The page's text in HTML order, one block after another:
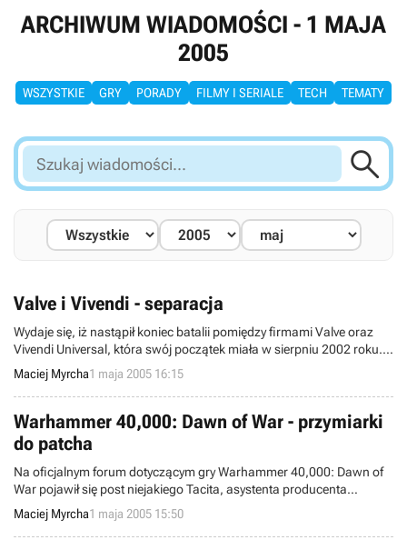
ARCHIWUM WIADOMOŚCI - 1 MAJA
2005
WSZYSTKIE GRY PORADY FILMY I SERIALE TECH TEMATY
Szukaj
wiadomości...

Valve i Vivendi - separacja
Wydaje się, iż nastąpił koniec batalii pomiędzy firmami Valve oraz
Vivendi Universal, która swój początek miała w sierpniu 2002 roku.
Przedstawiciele Valve poinformowali, iż firma doszła do
porozumienia z zarządem Vivendi. Obie strony wycofały z sądu
wzajemne roszczenia.
Maciej Myrcha1 maja 2005 16:15
Warhammer 40,000: Dawn of War - przymiarki
do patcha
Na oficjalnym forum dotyczącym gry Warhammer 40,000: Dawn of
War pojawił się post niejakiego Tacita, asystenta producenta
wspomnianego tytułu, dotyczący kolejnej łatki. Patch oznaczony
numerem 1.3 przechodzi obecnie wewnętrzne testy i już niedługo
powinien pokazać się w sieci.
Maciej Myrcha1 maja 2005 15:50